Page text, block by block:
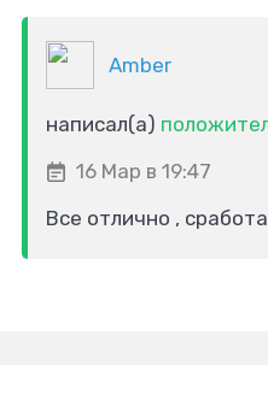
Amber
написал(а)
16 Мар в 19:47
Все отлично ,